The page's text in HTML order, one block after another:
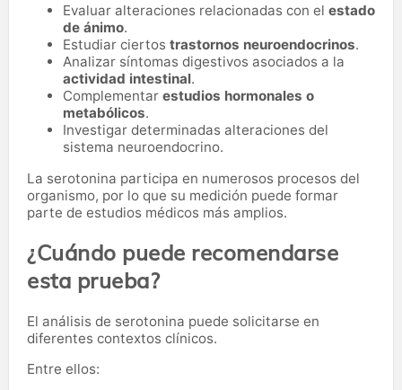
Evaluar alteraciones relacionadas con el estado
de ánimo.
Estudiar ciertos trastornos neuroendocrinos.
Analizar síntomas digestivos asociados a la
actividad intestinal.
Complementar estudios hormonales o
metabólicos.
Investigar determinadas alteraciones del
sistema neuroendocrino.
La serotonina participa en numerosos procesos del
organismo, por lo que su medición puede formar
parte de estudios médicos más amplios.
¿Cuándo puede recomendarse
esta prueba?
El análisis de serotonina puede solicitarse en
diferentes contextos clínicos.
Entre ellos: